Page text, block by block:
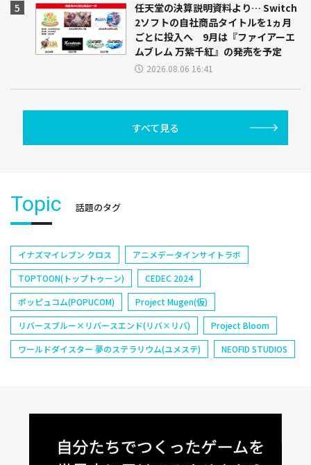
任天堂の決算説明資料より… Switch
2ソフトの自社商品タイトルを1ヵ月
ごとに投入へ 9月は『ファイアーエ
ムブレム 万紫千紅』の発売を予定
2026.08.06 16:41
すべて見る
Topic 話題のタグ
イナズマイレブン クロス
アニメデータインサイトラボ
TOPTOON(トップトゥーン)
CEDEC 2024
ポッピュコム(POPUCOM)
Project Mugen(仮)
リバースブルー×リバースエンド(リバ×リバ)
Project Bloom
ワールドダイスター 夢のステラリウム(ユメステ)
NEOFID STUDIOS